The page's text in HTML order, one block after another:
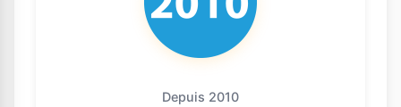
Depuis 2010